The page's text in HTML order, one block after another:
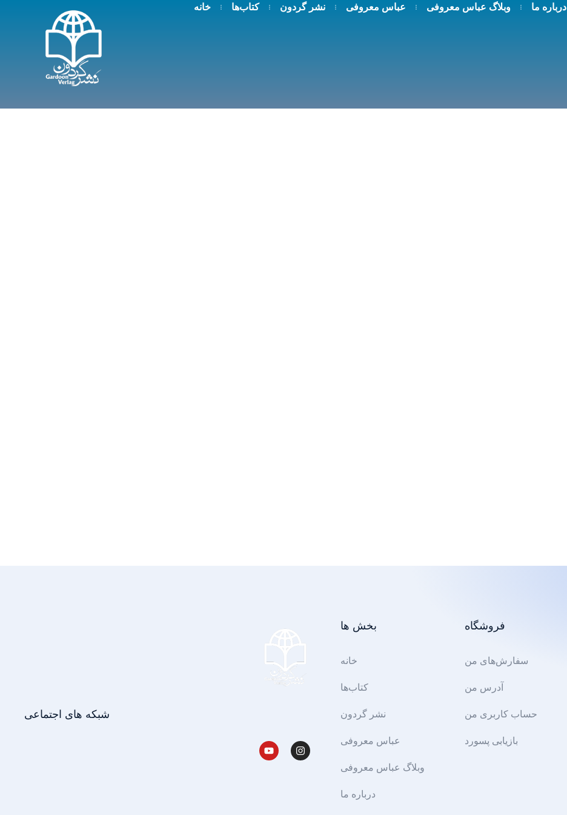
خانه کتاب‌ها نشر گردون عباس معروفی وبلاگ عباس معروفی درباره ما
شبکه های اجتماعی
بخش ها
خانه
کتاب‌ها
نشر گردون
عباس معروفی
وبلاگ عباس معروفی
درباره ما
فروشگاه
سفارش‌های من
آدرس من
حساب کاربری من
بازیابی پسورد